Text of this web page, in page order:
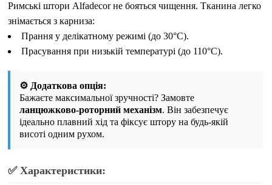
Римські штори Alfadecor не бояться чищення. Тканина легко
знімається з карниза:
Прання у делікатному режимі (до 30°C).
Прасування при низькій температурі (до 110°C).
⚙️ Додаткова опція:
Бажаєте максимальної зручності? Замовте
ланцюжково-роторний механізм. Він забезпечує
ідеально плавний хід та фіксує штору на будь-якій
висоті одним рухом.
✅ Характеристики: